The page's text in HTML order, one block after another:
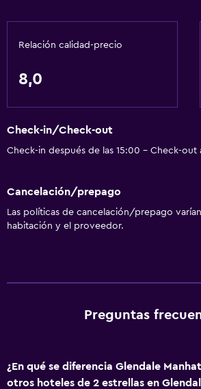
Relación calidad-precio
8,0
Check-in/Check-out
Check-in después de las 15:00 - Check-out
Cancelación/prepago
Las políticas de cancelación/prepago
habitación y el proveedor.
Preguntas
¿En qué se diferencia Glendale
otros hoteles de 2 estrellas en